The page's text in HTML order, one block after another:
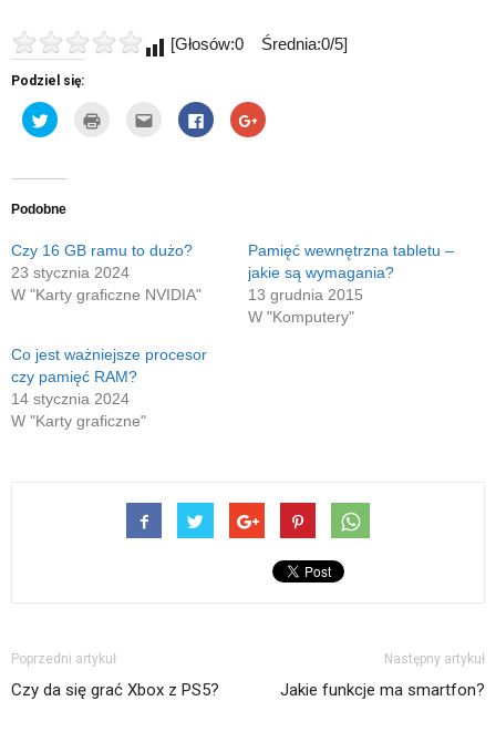
[Głosów:0 Średnia:0/5]
Podziel się:
Udostępnij
na
nowym
Kliknij
wydrukować(Otwiera
Kliknij,
wysłać
w
nowym
Click
to
share
Click
to
Podobne
Czy 16 GB ramu to dużo?
23 stycznia 2024
W "Karty graficzne NVIDIA"
Pamięć wewnętrzna tabletu –
jakie są wymagania?
13 grudnia 2015
W "Komputery"
Co jest ważniejsze procesor
czy pamięć RAM?
14 stycznia 2024
W "Karty graficzne"
Poprzedni artykuł
Czy da się grać Xbox z PS5?
Następny artykuł
Jakie funkcje ma smartfon?